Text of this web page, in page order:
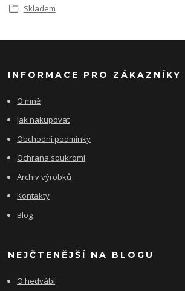
Skladem
INFORMACE PRO ZÁKAZNÍKY
O mně
Jak nakupovat
Obchodní podmínky
Ochrana soukromí
Archiv výrobků
Kontakty
Blog
NEJČTENĚJŠÍ NA BLOGU
O hedvábí